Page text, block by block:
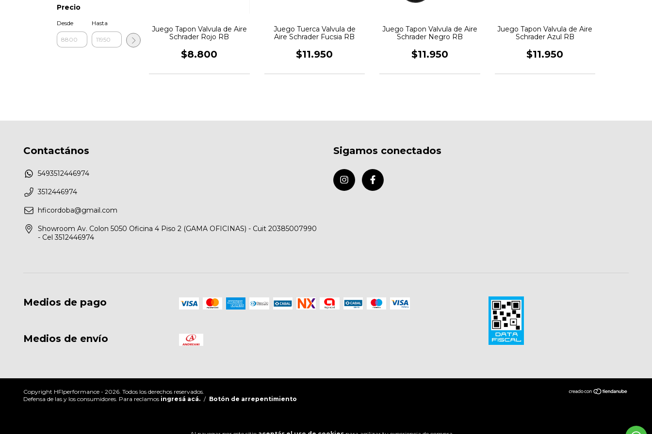
Precio
Desde Hasta
Juego Tapon Valvula de Aire
Schrader Rojo RB
$8.800
Juego Tuerca Valvula de
Aire Schrader Fucsia RB
$11.950
Juego Tapon Valvula de Aire
Schrader Negro RB
$11.950
Juego Tapon Valvula de Aire
Schrader Azul RB
$11.950
Contactános
5493512446974
3512446974
hficordoba@gmail.com
Showroom Av. Colon 5050 Oficina 4 Piso 2 (GAMA OFICINAS) - Cuit 20385007990
- Cel 3512446974
Sigamos conectados
Medios de pago
Medios de envío
Copyright HFIperformance - 2026. Todos los derechos reservados.
Defensa de las y los consumidores. Para reclamos ingresá acá. / Botón de arrepentimiento